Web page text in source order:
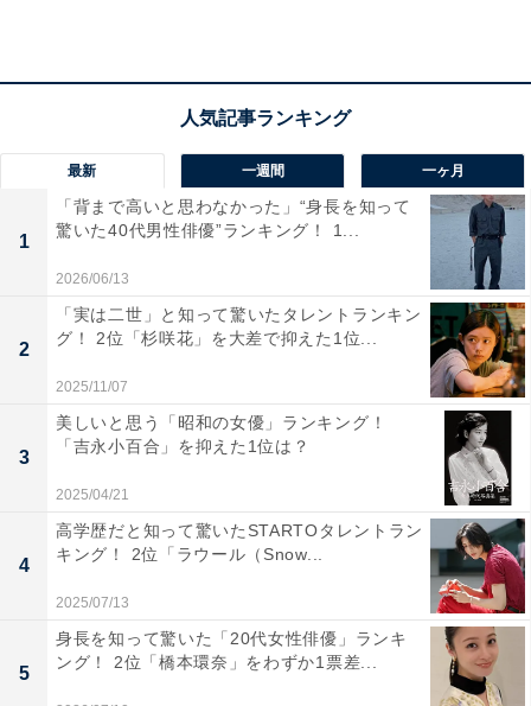
1位：山形市／75票
1位に輝いたのは、県庁所在地の山形市でした。山形県
内における政治・経済の中心地であり、多くの企業や商
業施設が集中しています。山形城跡（霞城公園）周辺を
はじめとする歴史的な街並みと、都市的な利便性が共存
最新 一週間 一ヶ月
1
「背まで高いと思わなかった」“身長を知って
驚いた40代男性俳優”ランキング！ 1...
2026/06/13
2
「実は二世」と知って驚いたタレントランキン
グ！ 2位「杉咲花」を大差で抑えた1位...
2025/11/07
3
美しいと思う「昭和の女優」ランキング！
「吉永小百合」を抑えた1位は？
2025/04/21
4
高学歴だと知って驚いたSTARTOタレントラン
キング！ 2位「ラウール（Snow...
2025/07/13
5
身長を知って驚いた「20代女性俳優」ランキ
ング！ 2位「橋本環奈」をわずか1票差...